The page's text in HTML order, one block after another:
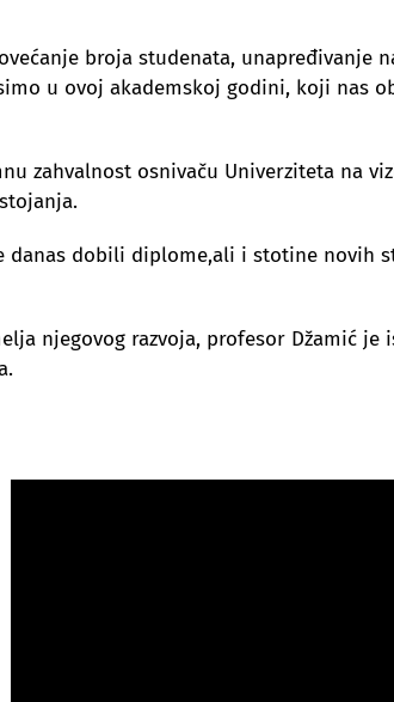
broja studenata, unapređivanje
u ovoj akademskoj godini, koji nas
zahvalnost osnivaču Univerziteta na
danas dobili diplome,ali i stotine novih
njegovog razvoja, profesor Džamić je